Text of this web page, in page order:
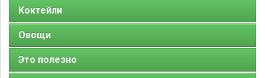
Коктейли
Овощи
Это полезно